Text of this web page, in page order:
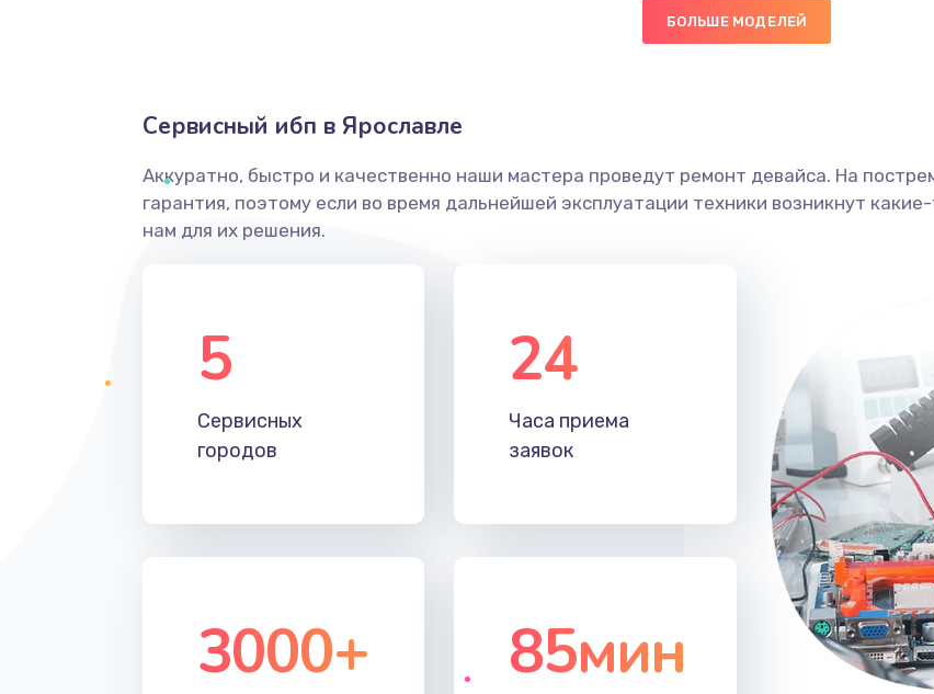
БОЛЬШЕ МОДЕЛЕЙ
Сервисный ибп в Ярославле
Аккуратно, быстро и качественно наши мастера проведут ремонт девайса. На
гарантия, поэтому если во время дальнейшей эксплуатации техники возникнут
нам для их решения.
5
Сервисных
городов
24
Часа приема
заявок
3000+ 85мин